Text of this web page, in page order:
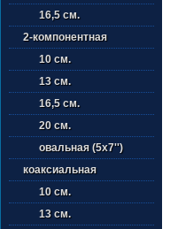
16,5 см.
2-компонентная
10 см.
13 см.
16,5 см.
20 см.
овальная (5х7'')
коаксиальная
10 см.
13 см.